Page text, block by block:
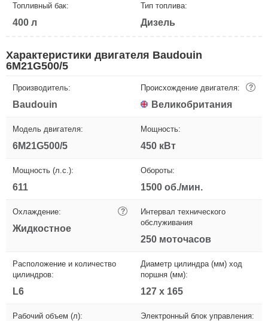
Топливный бак:
400 л
Тип топлива:
Дизель
Характеристики двигателя Baudouin
6M21G500/5
Производитель:
Baudouin
Происхождение двигателя: ?
Великобритания
Модель двигателя:
6M21G500/5
Мощность:
450 кВт
Мощность (л.с.):
611
Обороты:
1500 об./мин.
Охлаждение: ?
Жидкостное
Интервал технического
обслуживания
250 моточасов
Расположение и количество
цилиндров:
L6
Диаметр цилиндра (мм) ход
поршня (мм):
127 х 165
Рабочий объем (л): Электронный блок управления: